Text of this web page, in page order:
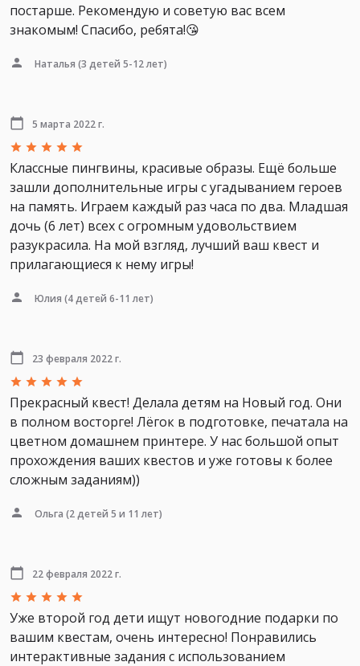
постарше. Рекомендую и советую вас всем
знакомым! Спасибо, ребята!😘
Наталья (3 детей 5-12 лет)
5 марта 2022 г.
Классные пингвины, красивые образы. Ещё больше
зашли дополнительные игры с угадыванием героев
на память. Играем каждый раз часа по два. Младшая
дочь (6 лет) всех с огромным удовольствием
разукрасила. На мой взгляд, лучший ваш квест и
прилагающиеся к нему игры!
Юлия (4 детей 6-11 лет)
23 февраля 2022 г.
Прекрасный квест! Делала детям на Новый год. Они
в полном восторге! Лёгок в подготовке, печатала на
цветном домашнем принтере. У нас большой опыт
прохождения ваших квестов и уже готовы к более
сложным заданиям))
Ольга (2 детей 5 и 11 лет)
22 февраля 2022 г.
Уже второй год дети ищут новогодние подарки по
вашим квестам, очень интересно! Понравились
интерактивные задания с использованием